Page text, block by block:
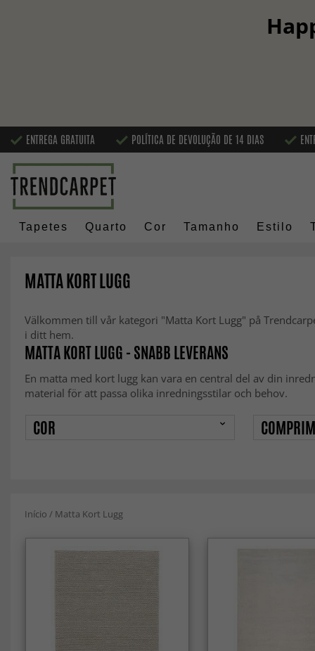
ENTREGA GRATUITA POLÍTICA DE DEVOLUÇÃO DE 14 DIAS
Tapetes Quarto Cor Tamanho Estilo
MATTA KORT LUGG
Välkommen till vår kategori "Matta Kort Lugg" på
i ditt hem.
MATTA KORT LUGG - SNABB LEVERANS
En matta med kort lugg kan vara en central del av din
material för att passa olika inredningsstilar och behov.
COR
Início / Matta Kort Lugg